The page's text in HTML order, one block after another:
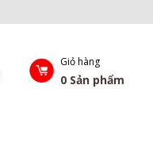
Giỏ hàng
0 Sản phẩm